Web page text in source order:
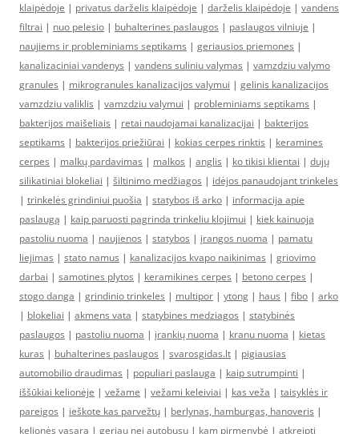
klaipėdoje | privatus darželis klaipėdoje | darželis klaipėdoje | vandens
filtrai | nuo pelesio | buhalterines paslaugos | paslaugos vilniuje |
naujiems ir probleminiams septikams | geriausios priemones |
kanalizaciniai vandenys | vandens suliniu valymas | vamzdziu valymo
granules | mikrogranules kanalizacijos valymui | gelinis kanalizacijos
vamzdziu valiklis | vamzdziu valymui | probleminiams septikams |
bakterijos maišeliais | retai naudojamai kanalizacijai | bakterijos
septikams | bakterijos priežiūrai | kokias cerpes rinktis | keramines
cerpes | malkų pardavimas | malkos | anglis | ko tikisi klientai | dujų
silikatiniai blokeliai | šiltinimo medžiagos | idėjos panaudojant trinkeles
| trinkelės grindiniui puošia | statybos iš arko | informacija apie
paslaugą | kaip paruosti pagrinda trinkeliu klojimui | kiek kainuoja
pastoliu nuoma | naujienos | statybos | įrangos nuoma | pamatu
liejimas | stato namus | kanalizacijos kvapo naikinimas | griovimo
darbai | samotines plytos | keramikines cerpes | betono cerpes |
stogo danga | grindinio trinkeles | multipor | ytong | haus | fibo | arko
| blokeliai | akmens vata | statybines medziagos | statybinės
paslaugos | pastoliu nuoma | įrankių nuoma | kranu nuoma | kietas
kuras | buhalterines paslaugos | svarosgidas.lt | pigiausias
automobilio draudimas | populiari paslauga | kaip sutrumpinti |
iššūkiai kelionėje | vežame | vežami keleiviai | kas veža | taisyklės ir
pareigos | ieškote kas parvežtų | berlynas, hamburgas, hanoveris |
kelionės vasarą | geriau nei autobusu | kam pirmenybė | atkreipti